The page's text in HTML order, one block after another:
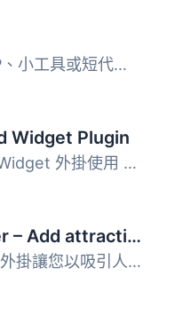
這款外掛可使用 PHP、小工具或短代碼在您的部落格中顯示 RSS ...
Widget Plugin
Easy Twitter Feed Widget 外掛使用 Twitter Widget，不需建...
Super RSS Reader – Add attractive RSS Feed Widget
Super RSS Reader 外掛讓您以吸引人的方式在小工具中顯示 RSS...